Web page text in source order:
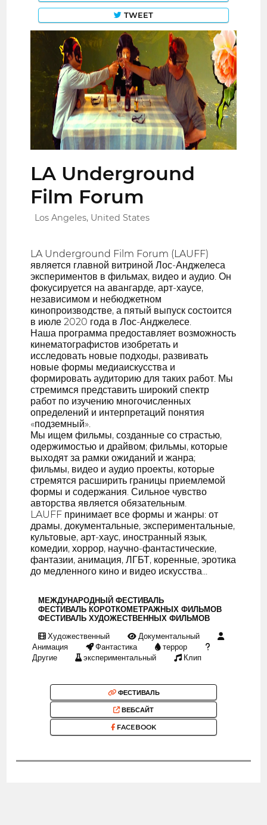
TWEET
LA Underground
Film Forum
Los Angeles, United States
LA Underground Film Forum (LAUFF)
является главной витриной Лос-Анджелеса
экспериментов в фильмах, видео и аудио. Он
фокусируется на авангарде, арт-хаусе,
независимом и небюджетном
кинопроизводстве, а пятый выпуск состоится
в июле 2020 года в Лос-Анджелесе.
Наша программа предоставляет возможность
кинематографистов изобретать и
исследовать новые подходы, развивать
новые формы медиаискусства и
формировать аудиторию для таких работ. Мы
стремимся представить широкий спектр
работ по изучению многочисленных
определений и интерпретаций понятия
«подземный».
Мы ищем фильмы, созданные со страстью,
одержимостью и драйвом; фильмы, которые
выходят за рамки ожиданий и жанра;
фильмы, видео и аудио проекты, которые
стремятся расширить границы приемлемой
формы и содержания. Сильное чувство
авторства является обязательным.
LAUFF принимает все формы и жанры: от
драмы, документальные, экспериментальные,
культовые, арт-хаус, иностранный язык,
комедии, хоррор, научно-фантастические,
фантазии, анимация, ЛГБТ, коренные, эротика
до медленного кино и видео искусства...
МЕЖДУНАРОДНЫЙ ФЕСТИВАЛЬ
ФЕСТИВАЛЬ КОРОТКОМЕТРАЖНЫХ ФИЛЬМОВ
ФЕСТИВАЛЬ ХУДОЖЕСТВЕННЫХ ФИЛЬМОВ
Художественный
Документальный
Анимация
Фантастика
террор
Другие
экспериментальный Клип
ФЕСТИВАЛЬ
ВЕБСАЙТ
FACEBOOK